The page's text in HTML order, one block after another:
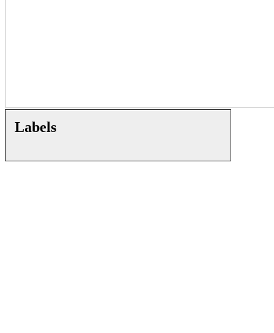
Labels